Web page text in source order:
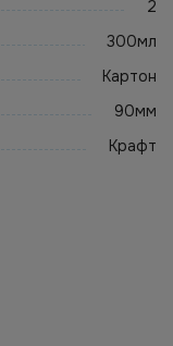
2
300мл
Картон
90мм
Крафт